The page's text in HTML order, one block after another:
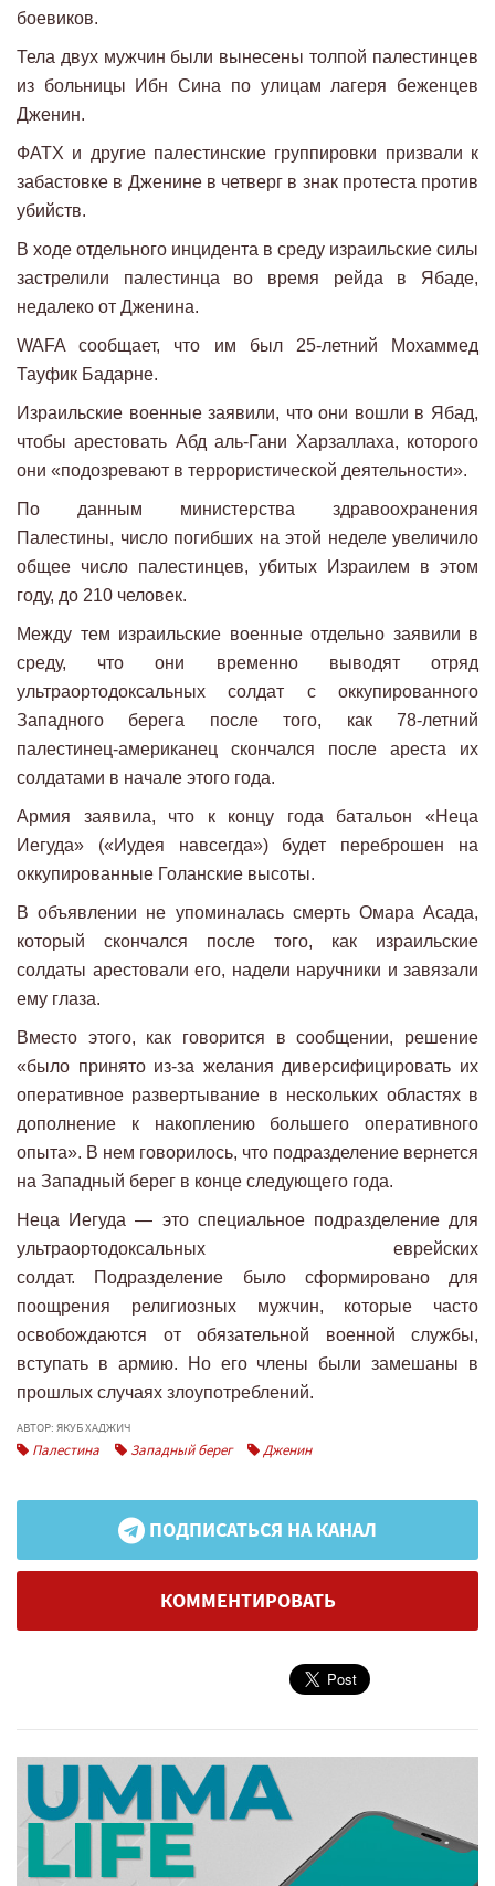
боевиков.
Тела двух мужчин были вынесены толпой палестинцев
из больницы Ибн Сина по улицам лагеря беженцев
Дженин.
ФАТХ и другие палестинские группировки призвали к
забастовке в Дженине в четверг в знак протеста против
убийств.
В ходе отдельного инцидента в среду израильские силы
застрелили палестинца во время рейда в Ябаде,
недалеко от Дженина.
WAFA сообщает, что им был 25-летний Мохаммед
Тауфик Бадарне.
Израильские военные заявили, что они вошли в Ябад,
чтобы арестовать Абд аль-Гани Харзаллаха, которого
они «подозревают в террористической деятельности».
По данным министерства здравоохранения
Палестины, число погибших на этой неделе увеличило
общее число палестинцев, убитых Израилем в этом
году, до 210 человек.
Между тем израильские военные отдельно заявили в
среду, что они временно выводят отряд
ультраортодоксальных солдат с оккупированного
Западного берега после того, как 78-летний
палестинец-американец скончался после ареста их
солдатами в начале этого года.
Армия заявила, что к концу года батальон «Неца
Иегуда» («Иудея навсегда») будет переброшен на
оккупированные Голанские высоты.
В объявлении не упоминалась смерть Омара Асада,
который скончался после того, как израильские
солдаты арестовали его, надели наручники и завязали
ему глаза.
Вместо этого, как говорится в сообщении, решение
«было принято из-за желания диверсифицировать их
оперативное развертывание в нескольких областях в
дополнение к накоплению большего оперативного
опыта». В нем говорилось, что подразделение вернется
на Западный берег в конце следующего года.
Неца Иегуда — это специальное подразделение для
ультраортодоксальных еврейских
солдат. Подразделение было сформировано для
поощрения религиозных мужчин, которые часто
освобождаются от обязательной военной службы,
вступать в армию. Но его члены были замешаны в
прошлых случаях злоупотреблений.
АВТОР: ЯКУБ ХАДЖИЧ
Палестина Западный берег Дженин
ПОДПИСАТЬСЯ НА КАНАЛ
КОММЕНТИРОВАТЬ